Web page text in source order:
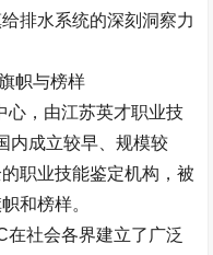
排水系统的深刻洞察力
帜与榜样
心，由江苏英才职业技
内成立较早、规模较
职业技能鉴定机构，被
和榜样。
在社会各界建立了广泛